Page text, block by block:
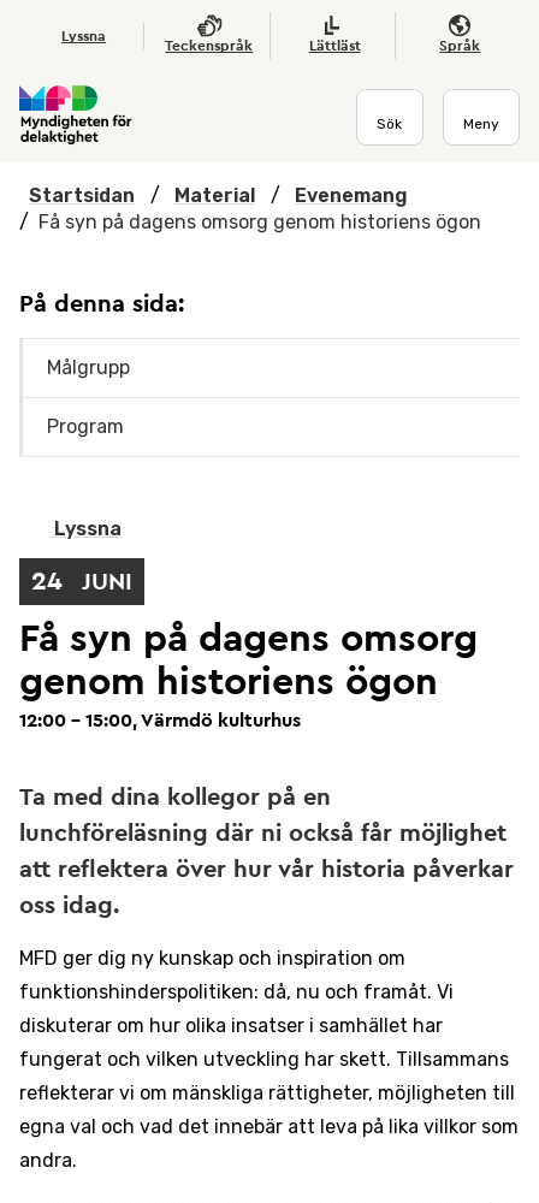
Hoppa till huvudmenyn
Lyssna
Teckenspråk Lättläst Språk
Sök Meny
Startsidan / Material /
Evenemang
/ Få syn på dagens omsorg genom historiens ögon
Lyssna
24 JUNI
Få syn på dagens omsorg
genom historiens ögon
12:00 - 15:00, Värmdö kulturhus
Ta med dina kollegor på en
lunchföreläsning där ni också får möjlighet
att reflektera över hur vår historia påverkar
oss idag.
MFD ger dig ny kunskap och inspiration om
funktionshinderspolitiken: då, nu och framåt. Vi
diskuterar om hur olika insatser i samhället har
fungerat och vilken utveckling har skett. Tillsammans
reflekterar vi om mänskliga rättigheter, möjligheten till
egna val och vad det innebär att leva på lika villkor som
andra.
På denna sida:
Målgrupp
Program